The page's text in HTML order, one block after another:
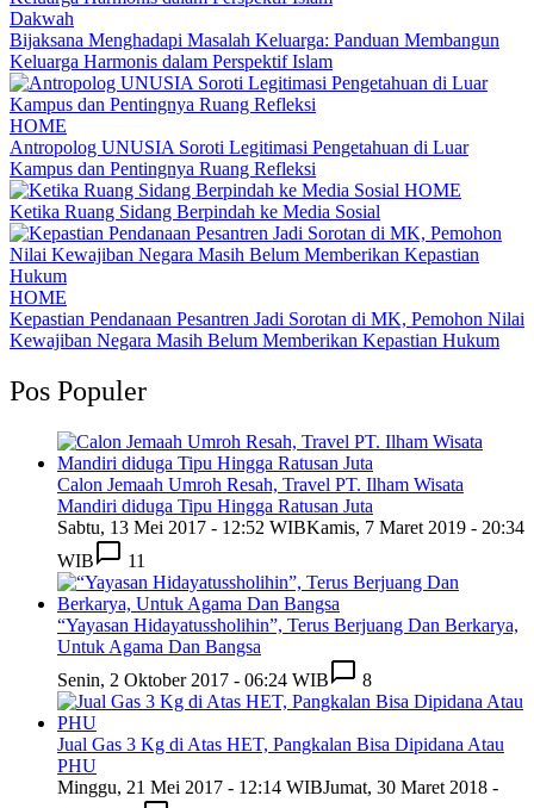
Dakwah
Bijaksana Menghadapi Masalah Keluarga: Panduan Membangun
Keluarga Harmonis dalam Perspektif Islam
HOME
Antropolog UNUSIA Soroti Legitimasi Pengetahuan di Luar
Kampus dan Pentingnya Ruang Refleksi
HOME
Ketika Ruang Sidang Berpindah ke Media Sosial
HOME
Kepastian Pendanaan Pesantren Jadi Sorotan di MK, Pemohon Nilai
Kewajiban Negara Masih Belum Memberikan Kepastian Hukum
Pos Populer
Calon Jemaah Umroh Resah, Travel PT. Ilham Wisata
Mandiri diduga Tipu Hingga Ratusan Juta
Sabtu, 13 Mei 2017 - 12:52 WIBKamis, 7 Maret 2019 - 20:34
WIB
11
“Yayasan Hidayatussholihin”, Terus Berjuang Dan Berkarya,
Untuk Agama Dan Bangsa
Senin, 2 Oktober 2017 - 06:24 WIB
8
Jual Gas 3 Kg di Atas HET, Pangkalan Bisa Dipidana Atau
PHU
Minggu, 21 Mei 2017 - 12:14 WIBJumat, 30 Maret 2018 -